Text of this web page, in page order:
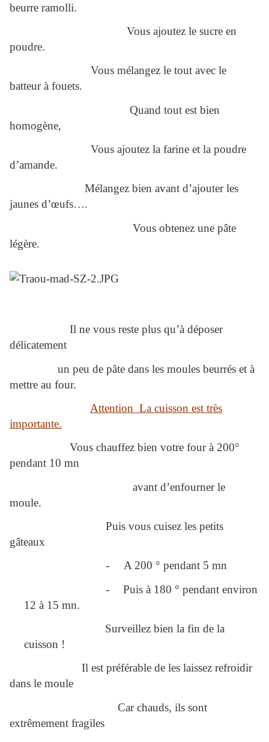
beurre ramolli.
Vous ajoutez le sucre en
poudre.
Vous mélangez le tout avec le
batteur à fouets.
Quand tout est bien
homogène,
Vous ajoutez la farine et la poudre
d’amande.
Mélangez bien avant d’ajouter les
jaunes d’œufs….
Vous obtenez une pâte
légère.
Il ne vous reste plus qu’à déposer
délicatement
un peu de pâte dans les moules beurrés et à
mettre au four.
Attention La cuisson est très
importante.
Vous chauffez bien votre four à 200°
pendant 10 mn
avant d’enfourner le
moule.
Puis vous cuisez les petits
gâteaux
- A 200 ° pendant 5 mn
-
Puis à 180 ° pendant environ
12 à 15 mn.
Surveillez bien la fin de la
cuisson !
Il est préférable de les laissez refroidir
dans le moule
Car chauds, ils sont
extrêmement fragiles